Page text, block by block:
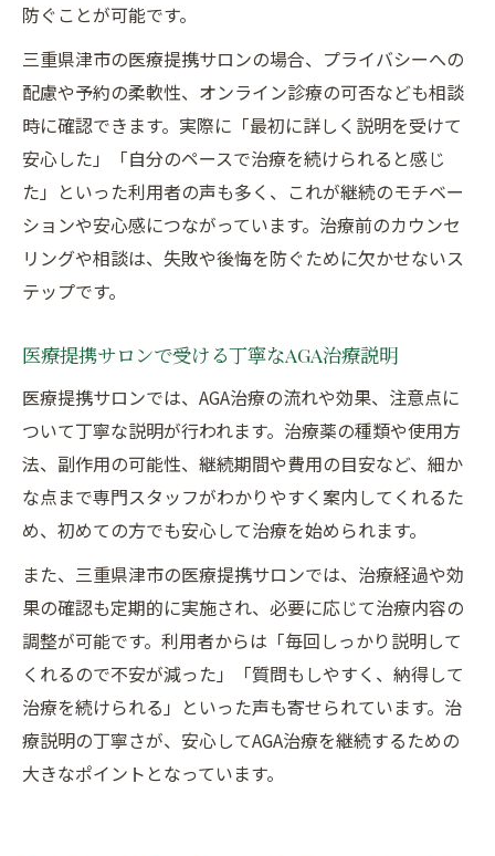
防ぐことが可能です。
三重県津市の医療提携サロンの場合、プライバシーへの
配慮や予約の柔軟性、オンライン診療の可否なども相談
時に確認できます。実際に「最初に詳しく説明を受けて
安心した」「自分のペースで治療を続けられると感じ
た」といった利用者の声も多く、これが継続のモチベー
ションや安心感につながっています。治療前のカウンセ
リングや相談は、失敗や後悔を防ぐために欠かせないス
テップです。
医療提携サロンで受ける丁寧なAGA治療説明
医療提携サロンでは、AGA治療の流れや効果、注意点に
ついて丁寧な説明が行われます。治療薬の種類や使用方
法、副作用の可能性、継続期間や費用の目安など、細か
な点まで専門スタッフがわかりやすく案内してくれるた
め、初めての方でも安心して治療を始められます。
また、三重県津市の医療提携サロンでは、治療経過や効
果の確認も定期的に実施され、必要に応じて治療内容の
調整が可能です。利用者からは「毎回しっかり説明して
くれるので不安が減った」「質問もしやすく、納得して
治療を続けられる」といった声も寄せられています。治
療説明の丁寧さが、安心してAGA治療を継続するための
大きなポイントとなっています。